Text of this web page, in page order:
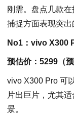
刚需。盘点几款
捕捉方面表现突
No1：vivo X300
预估价：5299（
vivo X300 Pro 可
片出巨片，尤其
景。